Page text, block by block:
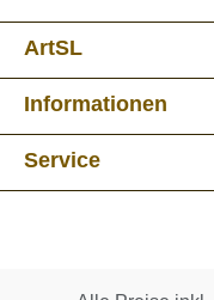
ArtSL
Informationen
Service